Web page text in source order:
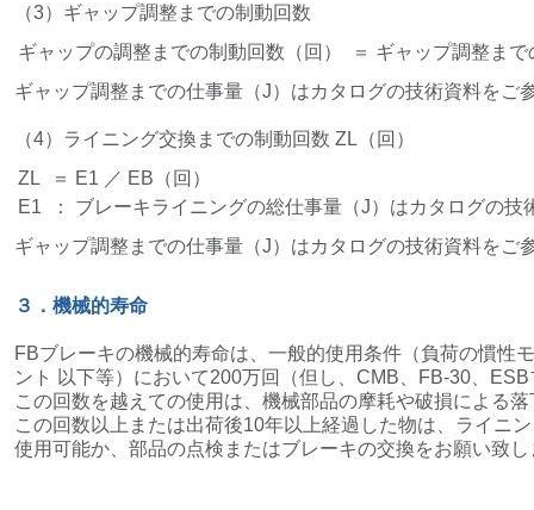
（3）ギャップ調整までの制動回数
ギャップの調整までの制動回数（回）
＝ ギャップ調整ま
ギャップ調整までの仕事量（J）はカタログの技術資料をご
（4）ライニング交換までの制動回数 ZL（回）
ZL
＝ E1 ／ EB（回）
E1
： ブレーキライニングの総仕事量（J）はカタログの技
ギャップ調整までの仕事量（J）はカタログの技術資料をご
３．機械的寿命
FBブレーキの機械的寿命は、一般的使用条件（負荷の慣性
ント 以下等）において200万回（但し、CMB、FB-30、
この回数を越えての使用は、機械部品の摩耗や破損による
この回数以上または出荷後10年以上経過した物は、ライニ
使用可能か、部品の点検またはブレーキの交換をお願い致し